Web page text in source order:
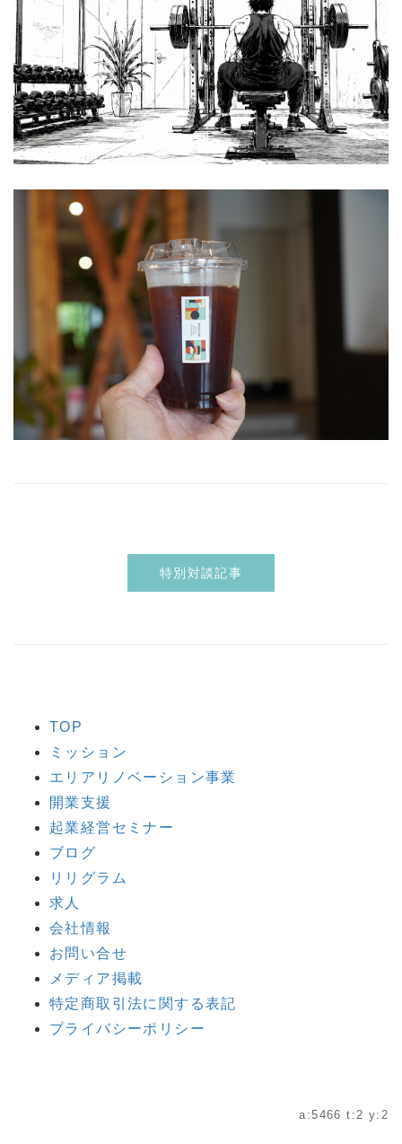
特別対談記事
TOP
ミッション
エリアリノベーション事業
開業支援
起業経営セミナー
ブログ
リリグラム
求人
会社情報
お問い合せ
メディア掲載
特定商取引法に関する表記
プライバシーポリシー
a:5466 t:2 y:2